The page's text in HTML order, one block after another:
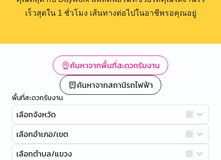
เร็วสุดใน 1 ชั่วโมง เส้นทางต่อไปในอาชีพรอคุณอยู่
ค้นหาจากพื้นที่สะดวกรับงาน
ค้นหาจากสถานีรถไฟฟ้า
พื้นที่สะดวกรับงาน
เลือกจังหวัด
เลือกอำเภอ/เขต
เลือกตำบล/แขวง